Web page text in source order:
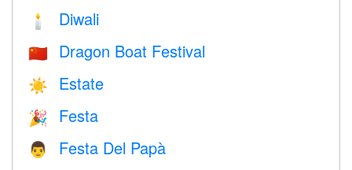
🕯 Diwali
🇨🇳 Dragon Boat Festival
☀️ Estate
🎉 Festa
👨
Festa Del Papà